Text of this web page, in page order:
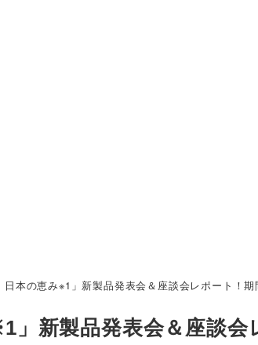
本の恵み※1」新製品発表会＆座談会レポート！
新製品発表会＆座談会